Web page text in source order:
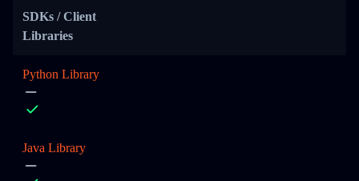
SDKs / Client
Libraries
Python Library
Java Library